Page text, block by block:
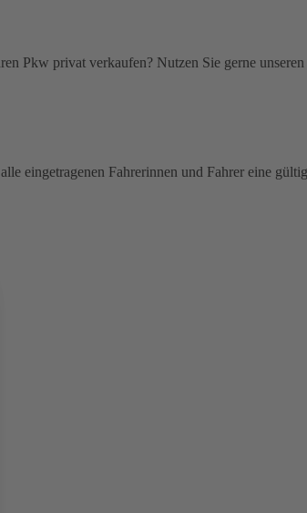
Pkw privat verkaufen? Nutzen Sie gerne unseren
eingetragenen Fahrerinnen und Fahrer eine